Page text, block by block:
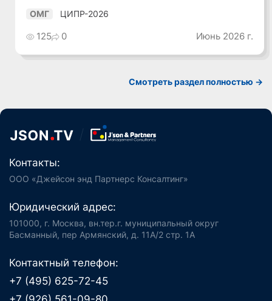
ОМГ ЦИПР-2026
125 0 Июнь 2026 г.
Смотреть раздел полностью ->
Контакты:
ООО «Джейсон энд Партнерс Консалтинг»
Юридический адрес:
101000, г. Москва, вн.тер.г. муниципальный округ
Басманный, пер Армянский, д. 11А/2 стр. 1А
Контактный телефон:
+7 (495) 625-72-45